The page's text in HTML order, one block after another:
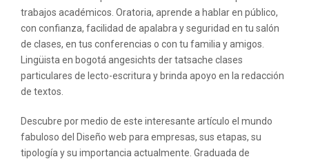
trabajos académicos. Oratoria, aprende a hablar en público,
con confianza, facilidad de apalabra y seguridad en tu salón
de clases, en tus conferencias o con tu familia y amigos.
Lingüista en bogotá angesichts der tatsache clases
particulares de lecto-escritura y brinda apoyo en la redacción
de textos.
Descubre por medio de este interesante artículo el mundo
fabuloso del Diseño web para empresas, sus etapas, su
tipología y su importancia actualmente. Graduada de